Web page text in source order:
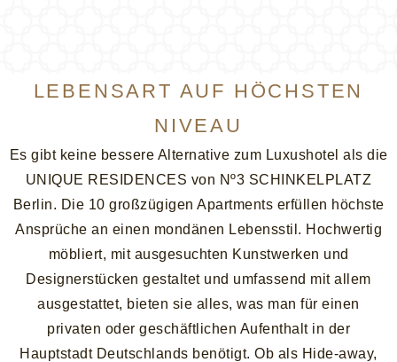
LEBENSART AUF HÖCHSTEN
NIVEAU
Es gibt keine bessere Alternative zum Luxushotel als die
UNIQUE RESIDENCES von Nº3 SCHINKELPLATZ
Berlin. Die 10 großzügigen Apartments erfüllen höchste
Ansprüche an einen mondänen Lebensstil. Hochwertig
möbliert, mit ausgesuchten Kunstwerken und
Designerstücken gestaltet und umfassend mit allem
ausgestattet, bieten sie alles, was man für einen
privaten oder geschäftlichen Aufenthalt in der
Hauptstadt Deutschlands benötigt. Ob als Hide-away,